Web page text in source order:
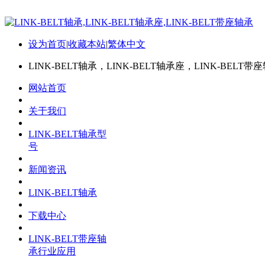
设为首页|收藏本站|繁体中文
LINK-BELT轴承，LINK-BELT轴承座，LINK-BELT带座
网站首页
关于我们
LINK-BELT轴承型
号
新闻资讯
LINK-BELT轴承
下载中心
LINK-BELT带座轴
承行业应用